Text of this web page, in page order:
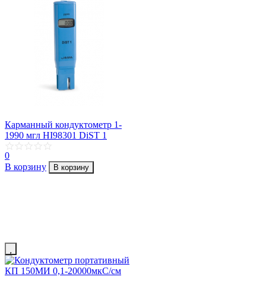
Карманный кондуктометр 1-
1990 мгл HI98301 DiST 1
0
В корзину
В корзину